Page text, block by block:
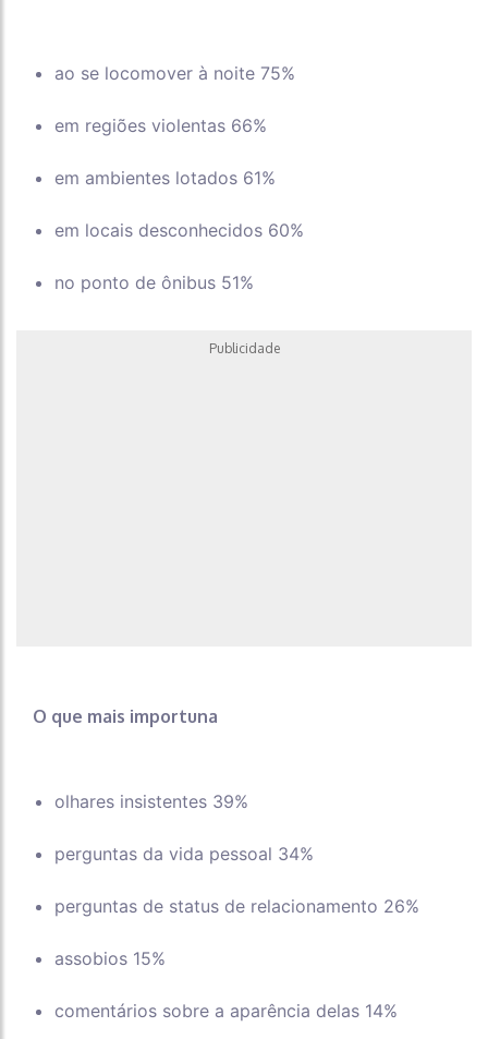
ao se locomover à noite 75%
em regiões violentas 66%
em ambientes lotados 61%
em locais desconhecidos 60%
no ponto de ônibus 51%
Publicidade
O que mais importuna
olhares insistentes 39%
perguntas da vida pessoal 34%
perguntas de status de relacionamento 26%
assobios 15%
comentários sobre a aparência delas 14%